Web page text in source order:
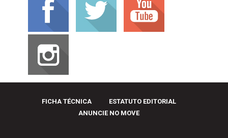
FICHA TÉCNICA
ESTATUTO EDITORIAL
ANUNCIE NO MOVE